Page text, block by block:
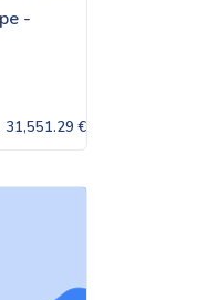
-
31,551.29 €